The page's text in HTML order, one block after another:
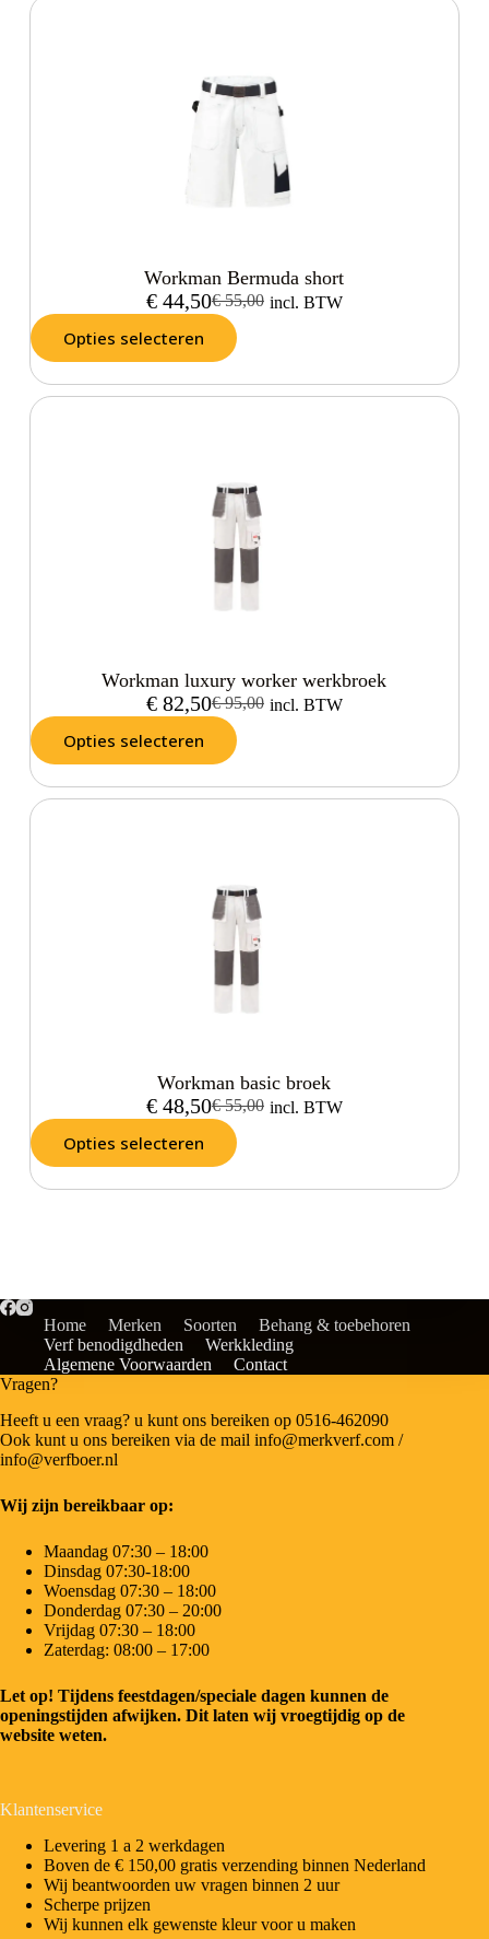
Workman Bermuda short
€55,00
€44,50 incl. BTW
Opties selecteren
Workman luxury worker werkbroek
€95,00
€82,50 incl. BTW
Opties selecteren
Workman basic broek
€55,00
€48,50 incl. BTW
Opties selecteren
Home Merken Soorten
Behang & toebehoren
Verf benodigdheden
Werkkleding
Algemene Voorwaarden
Contact
Vragen?
Heeft u een vraag? u kunt ons bereiken op 0516-462090
Ook kunt u ons bereiken via de mail info@merkverf.com /
info@verfboer.nl
Wij zijn bereikbaar op:
Maandag 07:30 – 18:00
Dinsdag 07:30-18:00
Woensdag 07:30 – 18:00
Donderdag 07:30 – 20:00
Vrijdag 07:30 – 18:00
Zaterdag: 08:00 – 17:00
Let op! Tijdens feestdagen/speciale dagen kunnen de
openingstijden afwijken. Dit laten wij vroegtijdig op de
website weten.
Klantenservice
Levering 1 a 2 werkdagen
Boven de € 150,00 gratis verzending binnen Nederland
Wij beantwoorden uw vragen binnen 2 uur
Scherpe prijzen
Wij kunnen elk gewenste kleur voor u maken